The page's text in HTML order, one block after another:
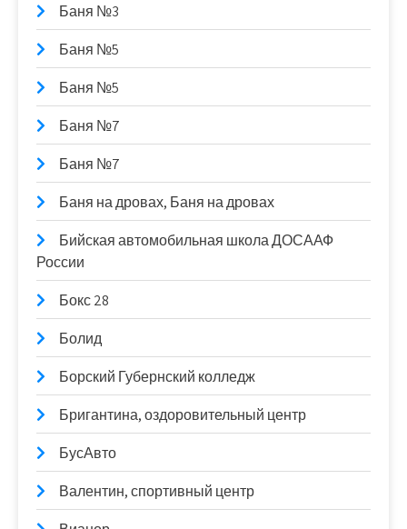
Баня №3
Баня №5
Баня №5
Баня №7
Баня №7
Баня на дровах, Баня на дровах
Бийская автомобильная школа ДОСААФ
России
Бокс 28
Болид
Борский Губернский колледж
Бригантина, оздоровительный центр
БусАвто
Валентин, спортивный центр